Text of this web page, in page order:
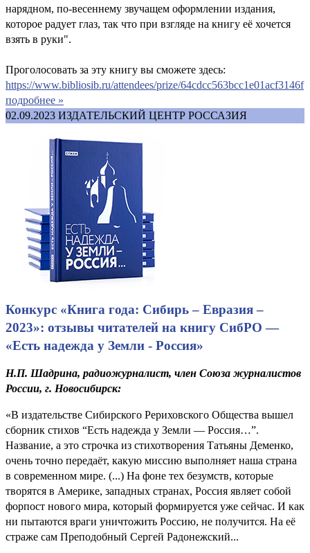
нарядном, по-весеннему звучащем оформлении издания,
которое радует глаз, так что при взгляде на книгу её хочется
взять в руки".
Проголосовать за эту книгу вы сможете здесь:
https://www.bibliosib.ru/attendees/prize/64cdcc563bcc1e01acf3146f
подробнее »
02.09.2023 ИЗДАТЕЛЬСКИЙ ЦЕНТР РОССАЗИЯ
Конкурс «Книга года: Сибирь – Евразия –
2023»: отзывы читателей на книгу СибРО —
«Есть надежда у Земли - Россия»
Н.П. Шадрина, радиожурналист, член Союза журналистов
России, г. Новосибирск:
«В издательстве Сибирского Рериховского Общества вышел
сборник стихов “Есть надежда у Земли — Россия…”.
Название, а это строчка из стихотворения Татьяны Деменко,
очень точно передаёт, какую миссию выполняет наша страна
в современном мире. (...) На фоне тех безумств, которые
творятся в Америке, западных странах, Россия являет собой
форпост нового мира, который формируется уже сейчас. И как
ни пытаются враги уничтожить Россию, не получится. На её
страже сам Преподобный Сергей Радонежский...